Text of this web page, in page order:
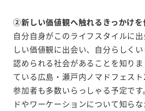
②新しい価値観へ触れるきっかけを
自分自身がこのライフスタイルに
しい価値観に出会い、自分らしく
認められる社会があることを知り
ている広島・瀬戸内ノマドフェス
参加者も多数いらっしゃる予定で
ドやワーケーションについて知ら